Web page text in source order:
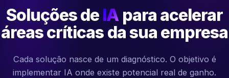
Soluções de IA para acelerar
áreas críticas da sua empresa
Cada solução nasce de um diagnóstico. O objetivo é
implementar IA onde existe potencial real de ganho.